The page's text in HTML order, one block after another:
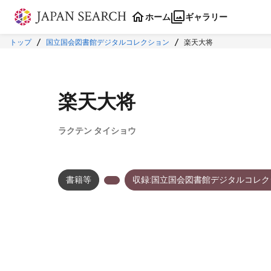
本文に飛ぶ
ホーム ギャラリー
トップ 国立国会図書館デジタルコレクション 楽天大将
楽天大将
ラクテン タイショウ
書籍等 収録:国立国会図書館デジタルコレ